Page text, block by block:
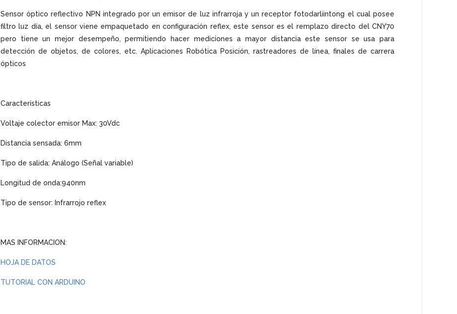
Sensor óptico reflectivo NPN integrado por un emisor de luz infrarroja y un receptor fotodarliintong el cual posee
filtro luz día, el sensor viene empaquetado en configuración reflex, este sensor es el remplazo directo del CNY70
pero tiene un mejor desempeño, permitiendo hacer mediciones a mayor distancia este sensor se usa para
detección de objetos, de colores, etc. Aplicaciones Robótica Posición, rastreadores de línea, finales de carrera
ópticos
Características
Voltaje colector emisor Max: 30Vdc
Distancia sensada: 6mm
Tipo de salida: Análogo (Señal variable)
Longitud de onda:940nm
Tipo de sensor: Infrarrojo reflex
MAS INFORMACION:
HOJA DE DATOS
TUTORIAL CON ARDUINO